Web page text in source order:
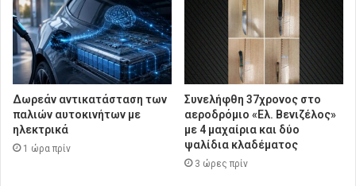
Δωρεάν αντικατάσταση των
παλιών αυτοκινήτων με
ηλεκτρικά
1 ώρα πρίν
Συνελήφθη 37χρονος στο
αεροδρόμιο «Ελ. Βενιζέλος»
με 4 μαχαίρια και δύο
ψαλίδια κλαδέματος
3 ώρες πρίν